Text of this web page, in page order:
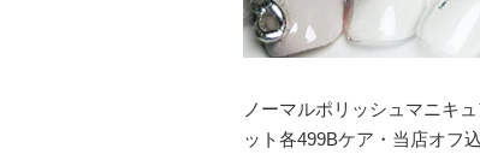
ノーマルポリッシュマニキ
ット各499Bケア・当店オフ込